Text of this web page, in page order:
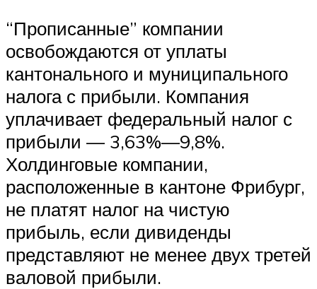
“Прописанные” компании
освобождаются от уплаты
кантонального и муниципального
налога с прибыли. Компания
уплачивает федеральный налог с
прибыли — 3,63%—9,8%.
Холдинговые компании,
расположенные в кантоне Фрибург,
не платят налог на чистую
прибыль, если дивиденды
представляют не менее двух третей
валовой прибыли.